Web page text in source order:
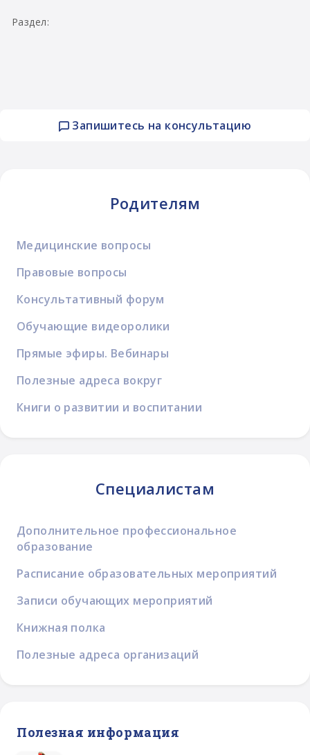
Запишитесь на консультацию
Родителям
Медицинские вопросы
Правовые вопросы
Консультативный форум
Обучающие видеоролики
Прямые эфиры. Вебинары
Полезные адреса вокруг
Книги о развитии и воспитании
Специалистам
Дополнительное профессиональное
образование
Расписание образовательных мероприятий
Записи обучающих мероприятий
Книжная полка
Полезные адреса организаций
Полезная информация
Раздел: